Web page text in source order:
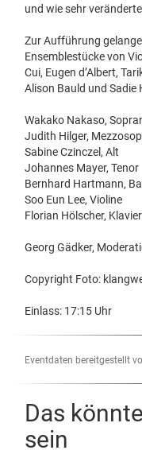
und wie sehr
Zur Aufführung
Ensemblestücke von
Cui, Eugen d’Albert,
Alison Bauld und Sadie
Wakako Nakaso,
Judith Hilger,
Sabine Czinczel, Alt
Johannes Mayer, Tenor
Bernhard Hartmann,
Soo Eun Lee, Violine
Florian Hölscher, Klavier
Georg Gädker,
Copyright Foto:
Einlass: 17:15 Uhr
Eventdaten bereitgestellt
Das
sein